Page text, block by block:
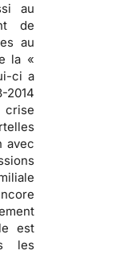
au
de
au
la «
ci a
2014
avec
est
les